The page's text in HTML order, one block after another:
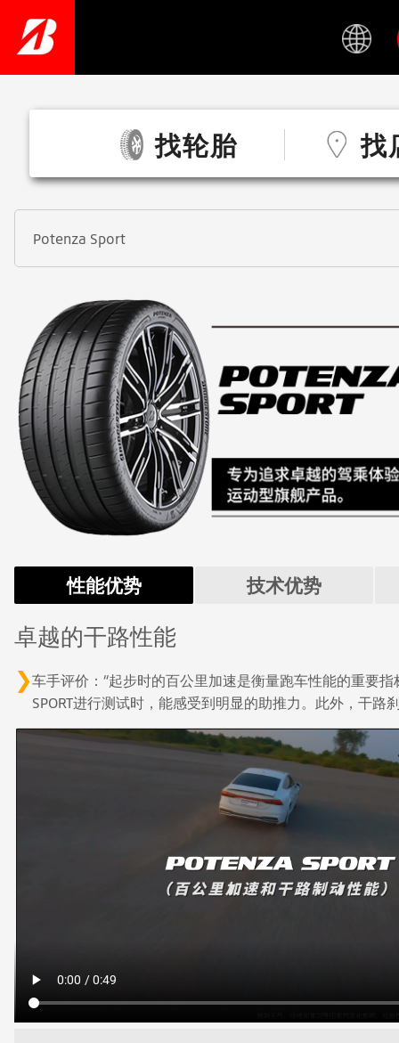
content
找轮胎 找
Potenza Sport
性能优势 技术优势
卓越的干路性能
车手评价：“起步时的百公里加速是衡量跑车性能的重要指
SPORT进行测试时，能感受到明显的助推力。此外，干路